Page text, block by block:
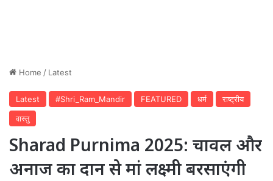
Home / Latest
Latest #Shri_Ram_Mandir FEATURED धर्म
राष्ट्रीय
वास्तु
Sharad Purnima 2025: चावल और
अनाज का दान से मां लक्ष्मी बरसाएंगी